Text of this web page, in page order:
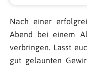
Nach einer
Abend bei einem
verbringen. Lasst
gut gelaunten